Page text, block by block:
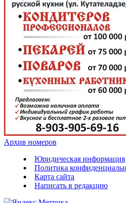
Архив номеров
Юридическая информация
Политика
Карта сайта
Написать в редакцию